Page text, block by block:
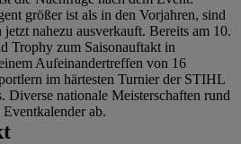
größer ist als in den Vorjahren, sind
nahezu ausverkauft. Bereits am 10.
Trophy zum Saisonauftakt in
Aufeinandertreffen von 16
im härtesten Turnier der STIHL
nationale Meisterschaften rund
ab.